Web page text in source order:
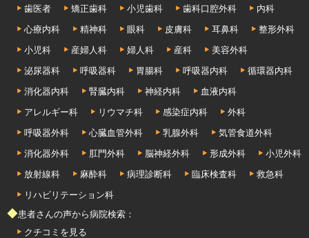
歯医者
矯正歯科 小児歯科 歯科口腔外科
内科
心療内科
精神科 眼科 皮膚科 耳鼻科
整形外科
小児科
産婦人科 婦人科 産科
美容外科
泌尿器科
呼吸器科 胃腸科 呼吸器内科
循環器内科
消化器内科
腎臓内科 神経内科
血液内科
アレルギー科
リウマチ科 感染症内科
外科
呼吸器外科
心臓血管外科 乳腺外科
気管食道外科
消化器外科
肛門外科 脳神経外科 形成外科
小児外科
放射線科
麻酔科 病理診断科 臨床検査科
救急科
リハビリテーション科
◆患者さんの声から病院検索：
クチコミを見る